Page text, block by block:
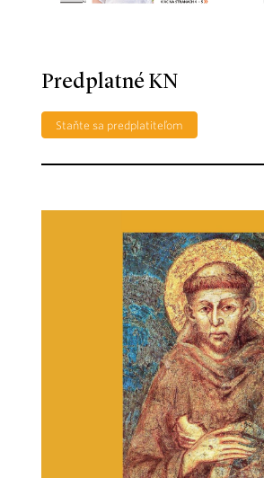
Predplatné KN
Staňte sa predplatiteľom